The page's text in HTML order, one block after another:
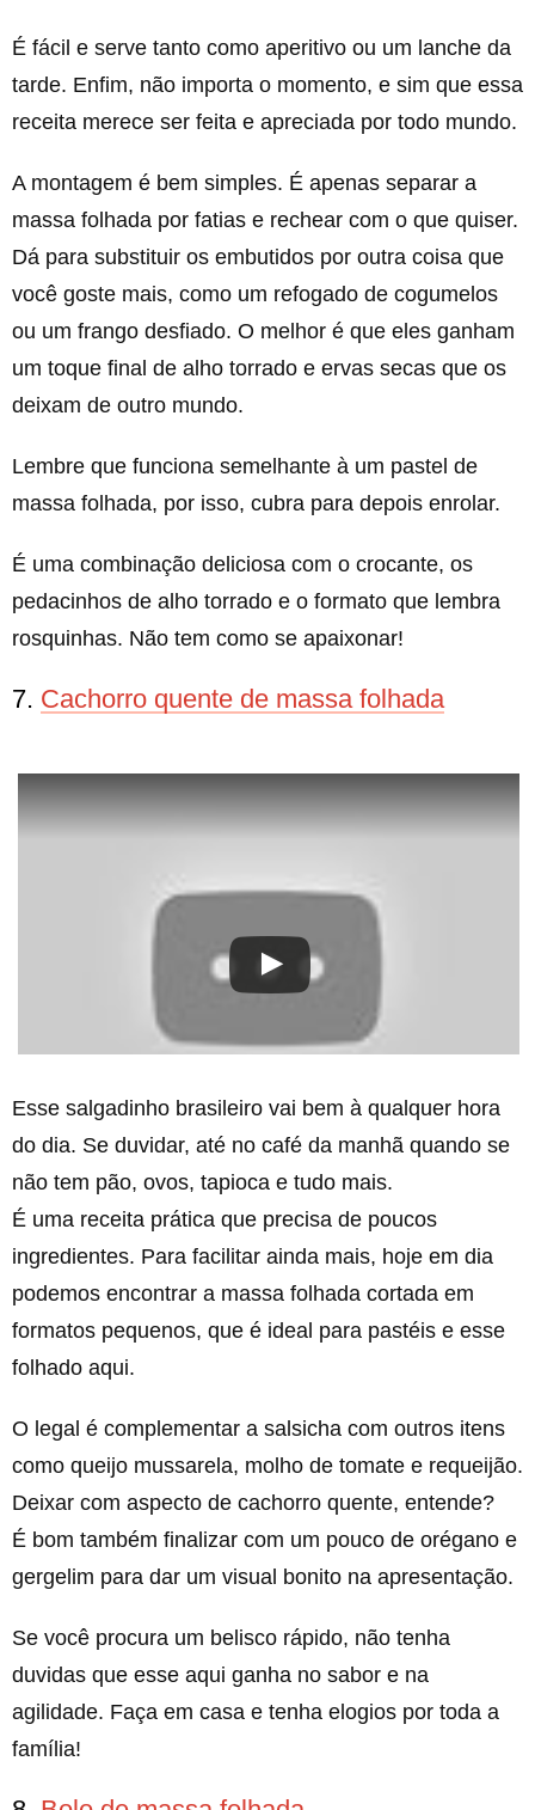
É fácil e serve tanto como aperitivo ou um lanche da
tarde. Enfim, não importa o momento, e sim que essa
receita merece ser feita e apreciada por todo mundo.
A montagem é bem simples. É apenas separar a
massa folhada por fatias e rechear com o que quiser.
Dá para substituir os embutidos por outra coisa que
você goste mais, como um refogado de cogumelos
ou um frango desfiado. O melhor é que eles ganham
um toque final de alho torrado e ervas secas que os
deixam de outro mundo.
Lembre que funciona semelhante à um pastel de
massa folhada, por isso, cubra para depois enrolar.
É uma combinação deliciosa com o crocante, os
pedacinhos de alho torrado e o formato que lembra
rosquinhas. Não tem como se apaixonar!
7. Cachorro quente de massa folhada
Esse salgadinho brasileiro vai bem à qualquer hora
do dia. Se duvidar, até no café da manhã quando se
não tem pão, ovos, tapioca e tudo mais.
É uma receita prática que precisa de poucos
ingredientes. Para facilitar ainda mais, hoje em dia
podemos encontrar a massa folhada cortada em
formatos pequenos, que é ideal para pastéis e esse
folhado aqui.
O legal é complementar a salsicha com outros itens
como queijo mussarela, molho de tomate e requeijão.
Deixar com aspecto de cachorro quente, entende?
É bom também finalizar com um pouco de orégano e
gergelim para dar um visual bonito na apresentação.
Se você procura um belisco rápido, não tenha
duvidas que esse aqui ganha no sabor e na
agilidade. Faça em casa e tenha elogios por toda a
família!